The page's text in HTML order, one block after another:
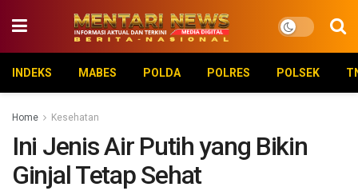
INDEKS MABES POLDA POLRES POLSEK
Home Kesehatan
Ini Jenis Air Putih yang Bikin
Ginjal Tetap Sehat